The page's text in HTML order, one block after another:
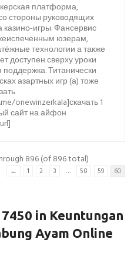
платформа,
стороны руководящих
казино-игры. Фансервис
юзерам,
технологии а также
доступен сверху уроки
Титанически
азартных игр (а) тоже
onewinzerkala]скачать 1
сайт на айфон
896 (of 896 total)
← 1 2 3 … 58 59 60
in Keuntungan
Ayam Online